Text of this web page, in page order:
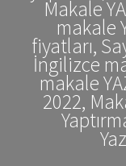
Makale
makale
fiyatları,
İngilizce
makale
2022,